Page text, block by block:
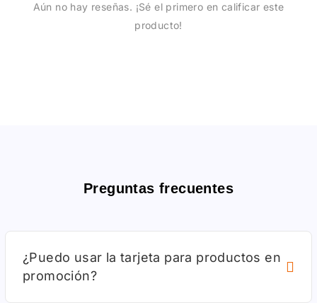
Aún no hay reseñas. ¡Sé el primero en calificar este
producto!
Preguntas frecuentes
¿Puedo usar la tarjeta para productos en
promoción?